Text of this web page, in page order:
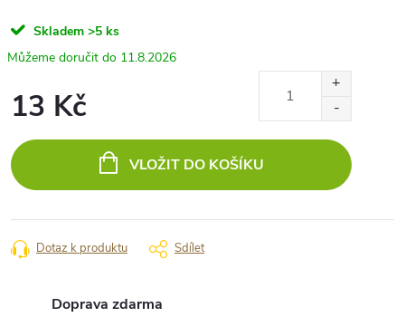
Skladem >5 ks
11.8.2026
13 Kč
cena:
VLOŽIT DO KOŠÍKU
Dotaz k produktu Sdílet
Doprava zdarma